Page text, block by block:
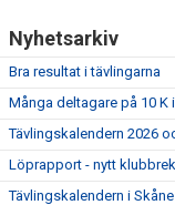
Nyhetsarkiv
Bra resultat i tävlingarna
Många deltagare på 10 K
Tävlingskalendern 2026
Löprapport - nytt
Tävlingskalendern i